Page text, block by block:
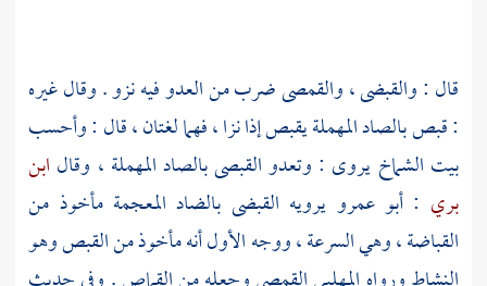
قال : والقبضى ، والقمصى ضرب من العدو فيه نزو . وقال غيره
: قبص بالصاد المهملة يقبص إذا نزا ، فهما لغتان ، قال : وأحسب
بيت الشماخ يروى : وتعدو القبصى بالصاد المهملة ، وقال ابن
بري :أبو عمرو يرويه القبضى بالضاد المعجمة مأخوذ من
القباضة ، وهي السرعة ، ووجه الأول أنه مأخوذ من القبص وهو